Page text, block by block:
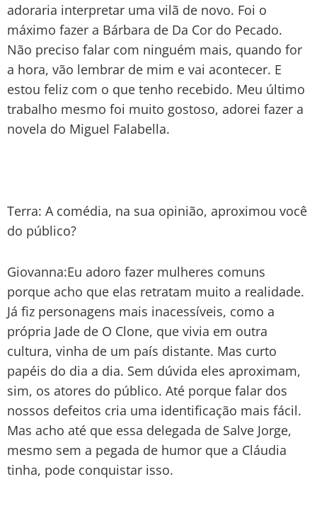
adoraria interpretar uma vilã de novo. Foi o
máximo fazer a Bárbara de Da Cor do Pecado.
Não preciso falar com ninguém mais, quando for
a hora, vão lembrar de mim e vai acontecer. E
estou feliz com o que tenho recebido. Meu último
trabalho mesmo foi muito gostoso, adorei fazer a
novela do Miguel Falabella.
Terra: A comédia, na sua opinião, aproximou você
do público?
Giovanna:Eu adoro fazer mulheres comuns
porque acho que elas retratam muito a realidade.
Já fiz personagens mais inacessíveis, como a
própria Jade de O Clone, que vivia em outra
cultura, vinha de um país distante. Mas curto
papéis do dia a dia. Sem dúvida eles aproximam,
sim, os atores do público. Até porque falar dos
nossos defeitos cria uma identificação mais fácil.
Mas acho até que essa delegada de Salve Jorge,
mesmo sem a pegada de humor que a Cláudia
tinha, pode conquistar isso.